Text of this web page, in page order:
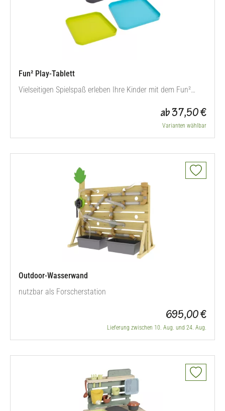
Fun² Play-Tablett
Vielseitigen Spielspaß erleben Ihre Kinder mit dem Fun²
Bauklötze oder Sortier- und Bastelutensilien nicht hinunter.
Ausstellungsfläche zum Legen tollster Kunstwerke aus
ab 37,50 €
Varianten wählbar
Outdoor-Wasserwand
nutzbar als Forscherstation
695,00 €
Lieferung zwischen 10. Aug. und 24. Aug.